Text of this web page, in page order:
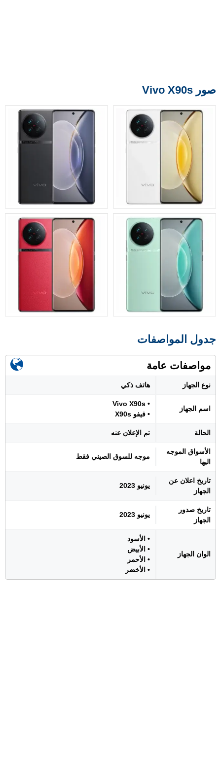
صور Vivo X90s
جدول المواصفات
مواصفات عامة
نوع الجهاز هاتف ذكي
اسم الجهاز
• Vivo X90s
• فيفو X90s
الحالة تم الإعلان عنه
الأسواق الموجه
اليها
موجه للسوق الصيني فقط
تاريخ اعلان عن
الجهاز
يونيو 2023
تاريخ صدور
الجهاز
يونيو 2023
الوان الجهاز
• الأسود
• الأبيض
• الأحمر
• الأخضر